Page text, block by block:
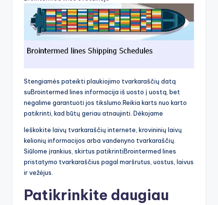
Stengiamės pateikti plaukiojimo tvarkaraščių datą
suBrointermed lines informacija iš uosto į uostą, bet
negalime garantuoti jos tikslumo.Reikia karts nuo karto
patikrinti, kad būtų geriau atnaujinti. Dėkojame
Ieškokite laivų tvarkaraščių internete, krovininių laivų
kelionių informacijos arba vandenyno tvarkaraščių.
Siūlome įrankius, skirtus patikrintiBrointermed lines
pristatymo tvarkaraščius pagal maršrutus, uostus, laivus
ir vežėjus.
Patikrinkite daugiau